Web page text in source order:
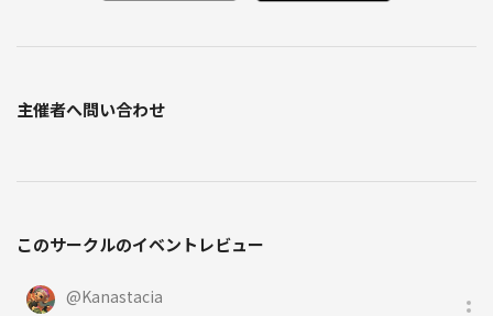
主催者へ問い合わせ
このサークルのイベントレビュー
@Kanastacia